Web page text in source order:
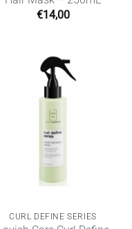
€14,00
CURL DEFINE SERIES